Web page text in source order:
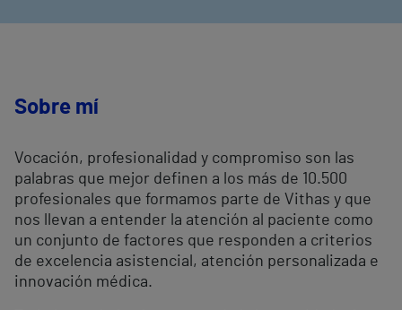
Sobre mí
Vocación, profesionalidad y compromiso son las
palabras que mejor definen a los más de 10.500
profesionales que formamos parte de Vithas y que
nos llevan a entender la atención al paciente como
un conjunto de factores que responden a criterios
de excelencia asistencial, atención personalizada e
innovación médica.